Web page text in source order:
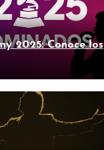
2025: Conoce los